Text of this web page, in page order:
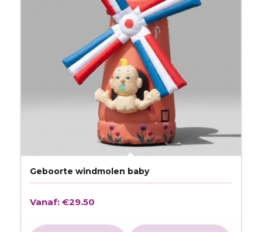
Geboorte windmolen baby
Vanaf: €29.50